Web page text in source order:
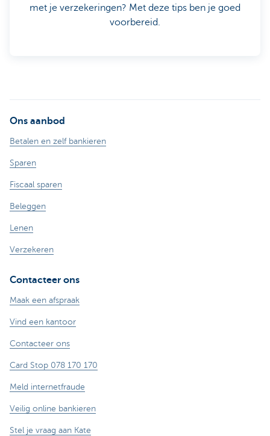
met je verzekeringen? Met deze tips ben je goed
voorbereid.
Ons aanbod
Betalen en zelf bankieren
Sparen
Fiscaal sparen
Beleggen
Lenen
Verzekeren
Contacteer ons
Maak een afspraak
Vind een kantoor
Contacteer ons
Card Stop 078 170 170
Meld internetfraude
Veilig online bankieren
Stel je vraag aan Kate